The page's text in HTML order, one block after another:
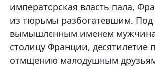
императорская власть пала,
из тюрьмы разбогатевшим. Под
вымышленным именем мужчина
столицу Франции, десятилетие
отмщению малодушным